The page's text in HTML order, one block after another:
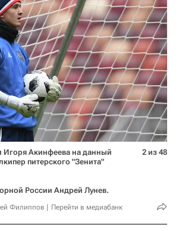
Акинфеева на данный
питерского "Зенита"
России Андрей Лунев.
Филиппов Перейти в медиабанк
2 из 48